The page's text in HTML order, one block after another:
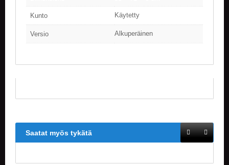
Kunto Käytetty
Versio Alkuperäinen
Saatat myös tykätä